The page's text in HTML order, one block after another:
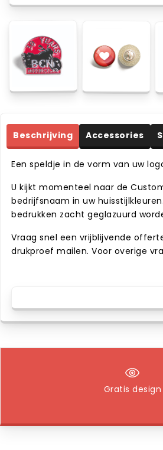
Beschrijving Accessories
Een speldje in de vorm van uw
U kijkt momenteel naar de
bedrijfsnaam in uw
bedrukken zacht geglazuurd
Vraag snel een vrijblijvende
drukproef mailen. Voor overige
Gratis design